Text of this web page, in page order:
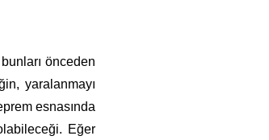
önceden
yaralanmayı
esnasında
Eğer